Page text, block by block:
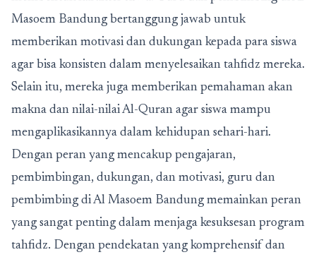
Masoem Bandung bertanggung jawab untuk
memberikan motivasi dan dukungan kepada para siswa
agar bisa konsisten dalam menyelesaikan tahfidz mereka.
Selain itu, mereka juga memberikan pemahaman akan
makna dan nilai-nilai Al-Quran agar siswa mampu
mengaplikasikannya dalam kehidupan sehari-hari.
Dengan peran yang mencakup pengajaran,
pembimbingan, dukungan, dan motivasi, guru dan
pembimbing di Al Masoem Bandung memainkan peran
yang sangat penting dalam menjaga kesuksesan program
tahfidz. Dengan pendekatan yang komprehensif dan